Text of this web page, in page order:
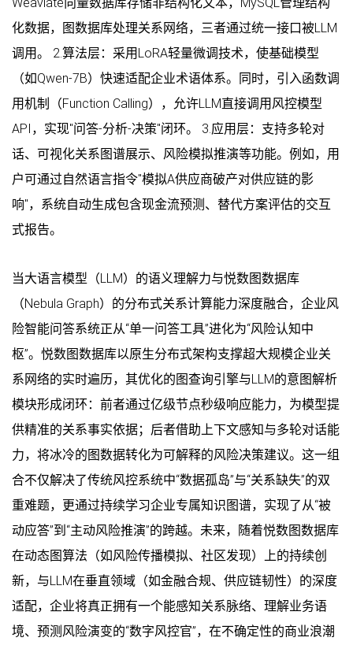
化数据，图数据库处理关系网络，三者通过统一接口被LLM
调用。 2.算法层：采用LoRA轻量微调技术，使基础模型
（如Qwen-7B）快速适配企业术语体系。同时，引入函数调
用机制（Function Calling），允许LLM直接调用风控模型
API，实现"问答-分析-决策"闭环。 3.应用层：支持多轮对
话、可视化关系图谱展示、风险模拟推演等功能。例如，用
户可通过自然语言指令"模拟A供应商破产对供应链的影
响"，系统自动生成包含现金流预测、替代方案评估的交互
式报告。
当大语言模型（LLM）的语义理解力与悦数图数据库
（Nebula Graph）的分布式关系计算能力深度融合，企业风
险智能问答系统正从“单一问答工具”进化为“风险认知中
枢”。悦数图数据库以原生分布式架构支撑超大规模企业关
系网络的实时遍历，其优化的图查询引擎与LLM的意图解析
模块形成闭环：前者通过亿级节点秒级响应能力，为模型提
供精准的关系事实依据；后者借助上下文感知与多轮对话能
力，将冰冷的图数据转化为可解释的风险决策建议。这一组
合不仅解决了传统风控系统中“数据孤岛”与“关系缺失”的双
重难题，更通过持续学习企业专属知识图谱，实现了从“被
动应答”到“主动风险推演”的跨越。未来，随着悦数图数据库
在动态图算法（如风险传播模拟、社区发现）上的持续创
新，与LLM在垂直领域（如金融合规、供应链韧性）的深度
适配，企业将真正拥有一个能感知关系脉络、理解业务语
境、预测风险演变的“数字风控官”，在不确定性的商业浪潮